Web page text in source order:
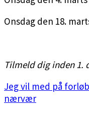
Onsdag den 18.
Tilmeld dig inden 1.
Jeg vil med på
nærvær